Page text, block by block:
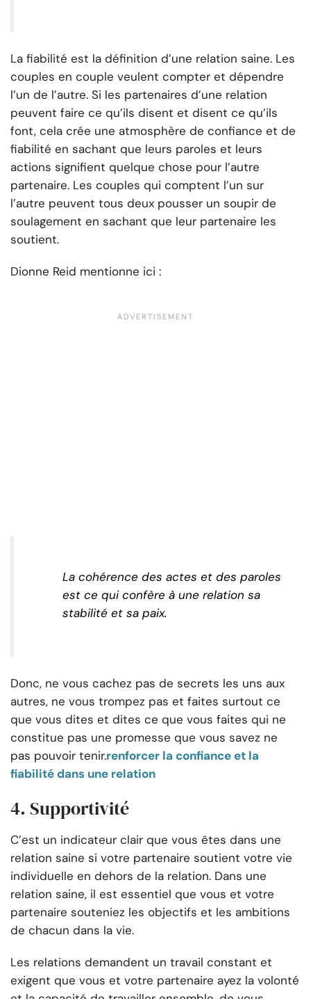
La fiabilité est la définition d’une relation saine. Les
couples en couple veulent compter et dépendre
l’un de l’autre. Si les partenaires d’une relation
peuvent faire ce qu’ils disent et disent ce qu’ils
font, cela crée une atmosphère de confiance et de
fiabilité en sachant que leurs paroles et leurs
actions signifient quelque chose pour l’autre
partenaire. Les couples qui comptent l’un sur
l’autre peuvent tous deux pousser un soupir de
soulagement en sachant que leur partenaire les
soutient.
Dionne Reid mentionne ici :
La cohérence des actes et des paroles
est ce qui confère à une relation sa
stabilité et sa paix.
Donc, ne vous cachez pas de secrets les uns aux
autres, ne vous trompez pas et faites surtout ce
que vous dites et dites ce que vous faites qui ne
constitue pas une promesse que vous savez ne
pas pouvoir tenir.renforcer la confiance et la
fiabilité dans une relation
4. Supportivité
C’est un indicateur clair que vous êtes dans une
relation saine si votre partenaire soutient votre vie
individuelle en dehors de la relation. Dans une
relation saine, il est essentiel que vous et votre
partenaire souteniez les objectifs et les ambitions
de chacun dans la vie.
Les relations demandent un travail constant et
exigent que vous et votre partenaire ayez la volonté